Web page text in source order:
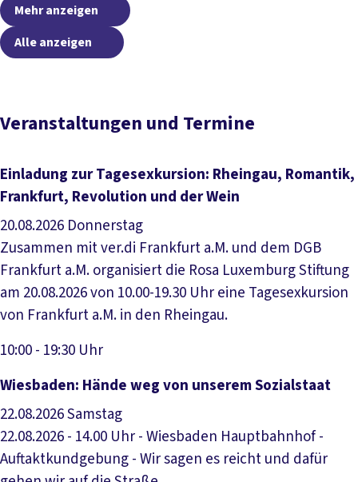
Mehr anzeigen
Alle anzeigen
Veranstaltungen und Termine
Einladung zur Tagesexkursion: Rheingau, Romantik,
Frankfurt, Revolution und der Wein
20.08.2026 Donnerstag
Zusammen mit ver.di Frankfurt a.M. und dem DGB
Frankfurt a.M. organisiert die Rosa Luxemburg Stiftung
am 20.08.2026 von 10.00-19.30 Uhr eine Tagesexkursion
von Frankfurt a.M. in den Rheingau.
10:00 - 19:30 Uhr
Veranstaltung anzeigen
Wiesbaden: Hände weg von unserem Sozialstaat
22.08.2026Samstag
22.08.2026 - 14.00 Uhr - Wiesbaden Hauptbahnhof -
Auftaktkundgebung - Wir sagen es reicht und dafür